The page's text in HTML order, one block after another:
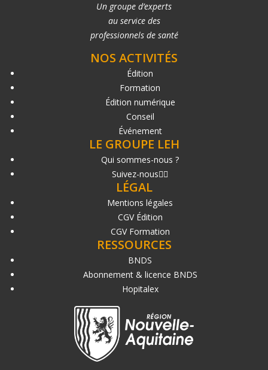
Un groupe d’experts
au service des
professionnels de santé
NOS ACTIVITÉS
Édition
Formation
Édition numérique
Conseil
Événement
LE GROUPE LEH
Qui sommes-nous ?
Suivez-nous
LÉGAL
Mentions légales
CGV Édition
CGV Formation
RESSOURCES
BNDS
Abonnement & licence BNDS
Hopitalex